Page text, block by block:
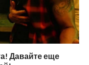
Давайте еще